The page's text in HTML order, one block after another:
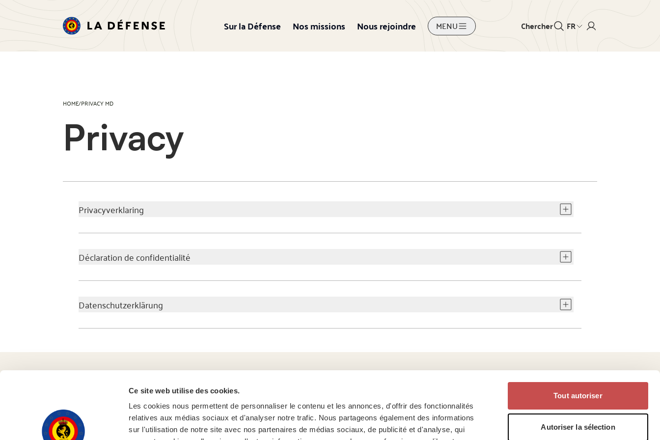
Ce site web utilise des cookies.
Les cookies nous permettent de personnaliser le contenu et les annonces, d'offrir des fonctionnalités
relatives aux médias sociaux et d'analyser notre trafic. Nous partageons également des informations
sur l'utilisation de notre site avec nos partenaires de médias sociaux, de publicité et d'analyse, qui
Tout autoriser
Autoriser la sélection
Sur la Défense Nos missions Nous rejoindre MENU Chercher FR
HOME/PRIVACY MD
Privacy
Privacyverklaring
Déclaration de confidentialité
Datenschutzerklärung
Des questions ?
Questions fréquentes
Suivez-nous sur